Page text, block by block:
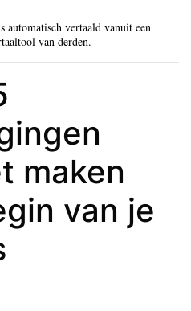
automatisch vertaald vanuit een
van derden.
maken
van je